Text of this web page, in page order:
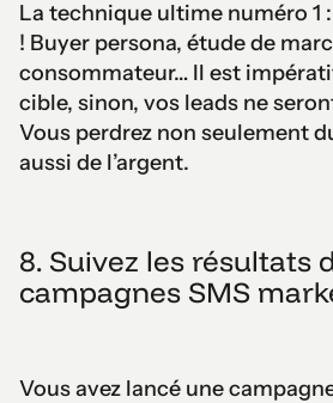
La technique ultime numéro 1
! Buyer persona, étude de
consommateur… Il est
cible, sinon, vos leads ne
Vous perdrez non seulement
aussi de l’argent.
8. Suivez les résultats
campagnes SMS
Vous avez lancé une